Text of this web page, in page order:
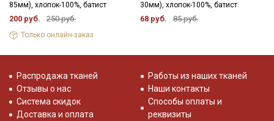
85мм), хлопок-100%, батист
200 руб. 250 руб.
Только онлайн-заказ
30мм), хлопок-100%, батист
68 руб. 85 руб.
Распродажа тканей
Отзывы о нас
Система скидок
Доставка и оплата
Работы из наших тканей
Наши контакты
Способы оплаты и
реквизиты
Ознакомлен(а) с Политикой обработки персональных
данныхи даю
Согласие на обработку персональных
ДаюСогласие на получение рекламных и